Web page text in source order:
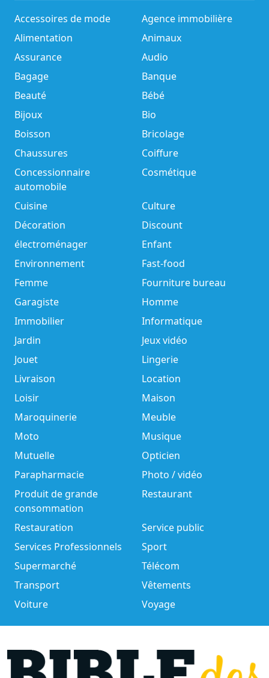
Accessoires de mode
Agence immobilière
Alimentation
Animaux
Assurance
Audio
Bagage
Banque
Beauté
Bébé
Bijoux
Bio
Boisson
Bricolage
Chaussures
Coiffure
Concessionnaire
automobile
Cosmétique
Cuisine
Culture
Décoration
Discount
électroménager
Enfant
Environnement
Fast-food
Femme
Fourniture bureau
Garagiste
Homme
Immobilier
Informatique
Jardin
Jeux vidéo
Jouet
Lingerie
Livraison
Location
Loisir
Maison
Maroquinerie
Meuble
Moto
Musique
Mutuelle
Opticien
Parapharmacie
Photo / vidéo
Produit de grande
consommation
Restaurant
Restauration
Service public
Services Professionnels
Sport
Supermarché
Télécom
Transport
Vêtements
Voiture
Voyage